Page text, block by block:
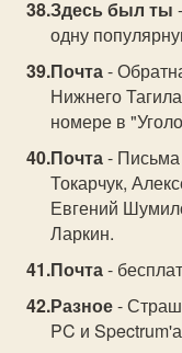
Здесь был ты
одну
Почта-
Нижнего
номере в
Почта-
Токарчук,
Евгений
Ларкин.
Почта-
Разное-
PC и